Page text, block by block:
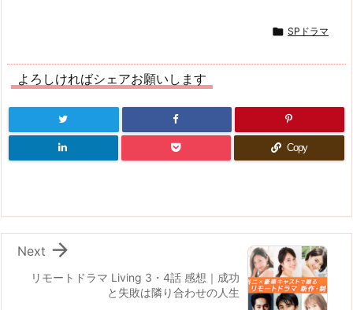
 SPドラマ
よろしければシェアお願いします
Copy
リモートドラマ Living 3・4話 感想｜成功
と失敗は隣り合わせの人生

Next